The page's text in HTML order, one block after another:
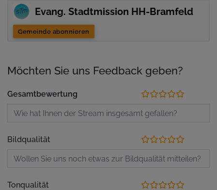
Evang. Stadtmission HH-Bramfeld
Gemeinde abonnieren
Möchten Sie uns Feedback geben?
Gesamtbewertung
Bildqualität
Tonqualität